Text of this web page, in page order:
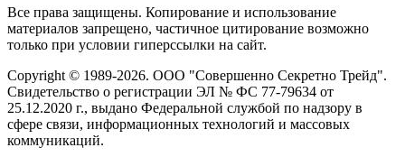
Все права защищены. Копирование и использование
материалов запрещено, частичное цитирование возможно
только при условии гиперссылки на сайт.
Copyright © 1989-2026. ООО "Совершенно Секретно Трейд".
Свидетельство о регистрации ЭЛ № ФС 77-79634 от
25.12.2020 г., выдано Федеральной службой по надзору в
сфере связи, информационных технологий и массовых
коммуникаций.